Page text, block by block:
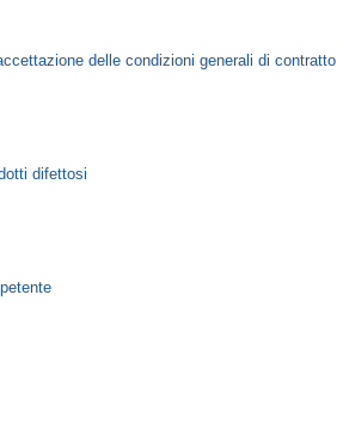
delle condizioni generali di contratto
difettosi